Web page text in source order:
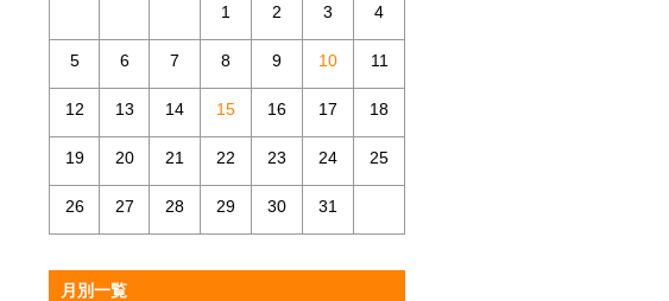
1 2 3 4
5 6 7 8 9 10 11
12 13 14 15 16 17 18
19 20 21 22 23 24 25
26 27 28 29 30 31
月別一覧